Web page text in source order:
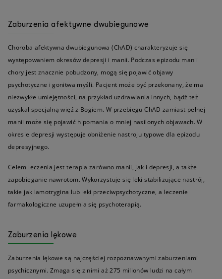
Zaburzenia afektywne dwubiegunowe
Choroba afektywna dwubiegunowa (ChAD) charakteryzuje się
występowaniem okresów depresji i manii. Podczas epizodu manii
chory jest znacznie pobudzony, mogą się pojawić objawy
psychotyczne i gonitwa myśli. Pacjent może być przekonany, że ma
niezwykłe umiejętności, na przykład uzdrawiania innych, bądź też
uzyskał specjalną więź z Bogiem. W przebiegu ChAD zamiast pełnej
manii może się pojawić hipomania o mniej nasilonych objawach. W
okresie depresji występuje obniżenie nastroju typowe dla epizodu
depresyjnego.
Celem leczenia jest terapia zarówno manii, jak i depresji, a także
zapobieganie nawrotom. Wykorzystuje się leki stabilizujące nastrój,
takie jak lamotrygina lub leki przeciwpsychotyczne, a leczenie
farmakologiczne uzupełnia się psychoterapią.
Zaburzenia lękowe
Zaburzenia lękowe są najczęściej rozpoznawanymi zaburzeniami
psychicznymi. Zmaga się z nimi aż 275 milionów ludzi na całym